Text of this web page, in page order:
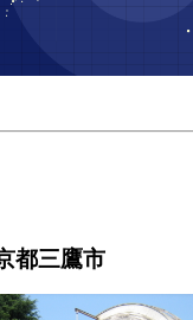
都三鷹市